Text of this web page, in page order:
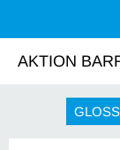
AKTION